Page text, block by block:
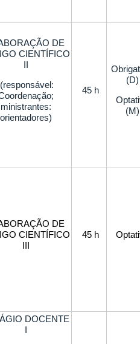
DE
CIENTÍFICO
II
(responsável:
ministrantes:
orientadores)
45 h
(D)
(M)
DE
CIENTÍFICO
III
45 h
DOCENTE
I